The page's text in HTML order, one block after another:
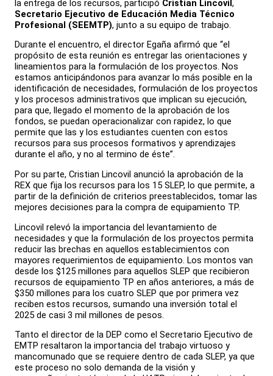
la entrega de los recursos, participó Cristian Lincovil,
Secretario Ejecutivo de Educación Media Técnico
Profesional (SEEMTP), junto a su equipo de trabajo.
Durante el encuentro, el director Egaña afirmó que “el
propósito de esta reunión es entregar las orientaciones y
lineamientos para la formulación de los proyectos. Nos
estamos anticipándonos para avanzar lo más posible en la
identificación de necesidades, formulación de los proyectos
y los procesos administrativos que implican su ejecución,
para que, llegado el momento de la aprobación de los
fondos, se puedan operacionalizar con rapidez, lo que
permite que las y los estudiantes cuenten con estos
recursos para sus procesos formativos y aprendizajes
durante el año, y no al termino de éste”.
Por su parte, Cristian Lincovil anunció la aprobación de la
REX que fija los recursos para los 15 SLEP, lo que permite, a
partir de la definición de criterios preestablecidos, tomar las
mejores decisiones para la compra de equipamiento TP.
Lincovil relevó la importancia del levantamiento de
necesidades y que la formulación de los proyectos permita
reducir las brechas en aquellos establecimientos con
mayores requerimientos de equipamiento. Los montos van
desde los $125 millones para aquellos SLEP que recibieron
recursos de equipamiento TP en años anteriores, a más de
$350 millones para los cuatro SLEP que por primera vez
reciben estos recursos, sumando una inversión total el
2025 de casi 3 mil millones de pesos.
Tanto el director de la DEP como el Secretario Ejecutivo de
EMTP resaltaron la importancia del trabajo virtuoso y
mancomunado que se requiere dentro de cada SLEP, ya que
este proceso no solo demanda de la visión y